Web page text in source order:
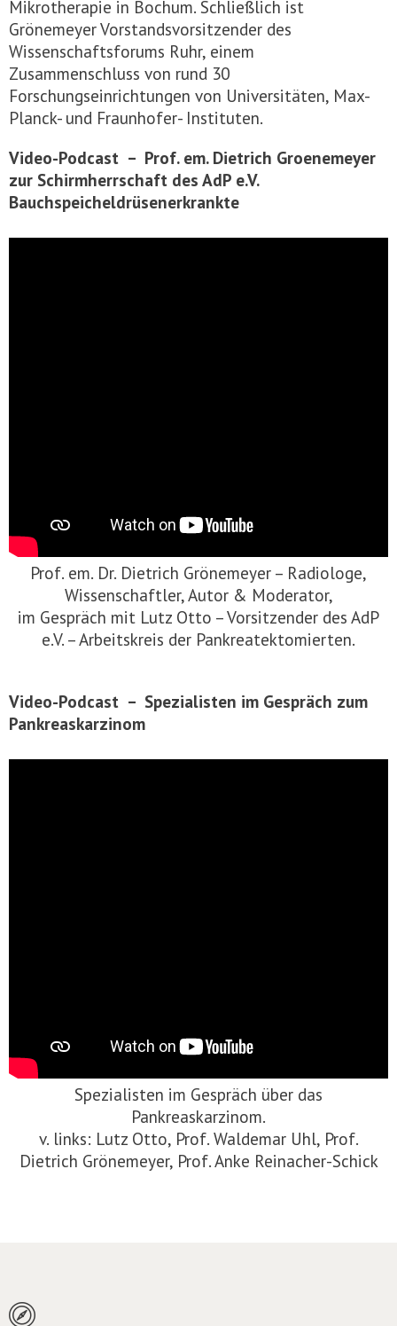
Mikrotherapie in Bochum. Schließlich ist
Grönemeyer Vorstandsvorsitzender des
Wissenschaftsforums Ruhr, einem
Zusammenschluss von rund 30
Forschungseinrichtungen von Universitäten, Max-
Planck- und Fraunhofer- Instituten.
Video-Podcast – Prof. em. Dietrich Groenemeyer
zur Schirmherrschaft des AdP e.V.
Bauchspeicheldrüsenerkrankte
Prof. em. Dr. Dietrich Grönemeyer – Radiologe,
Wissenschaftler, Autor & Moderator,
im Gespräch mit Lutz Otto – Vorsitzender des AdP
e.V. – Arbeitskreis der Pankreatektomierten.
Video-Podcast – Spezialisten im Gespräch zum
Pankreaskarzinom
Spezialisten im Gespräch über das
Pankreaskarzinom.
v. links: Lutz Otto, Prof. Waldemar Uhl, Prof.
Dietrich Grönemeyer, Prof. Anke Reinacher-Schick